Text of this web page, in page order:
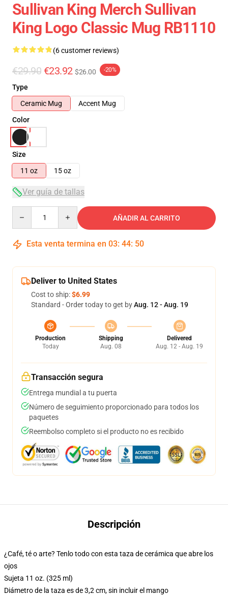
Sullivan King Merch Sullivan
King Logo Classic Mug RB1110
(6 customer reviews)
€29.90 €23.92 $26.00 -20%
Type
Ceramic Mug
Accent Mug
Color
Size
11 oz
15 oz
Ver guía de tallas
AÑADIR AL CARRITO
Esta venta termina en 03: 44: 49
Deliver to United States
Cost to ship:$6.99
Standard - Order today to get byAug. 12 - Aug. 19
Production
Today
Shipping
Aug. 08
Delivered
Aug. 12 - Aug. 19
Transacción segura
Entrega mundial a tu puerta
Número de seguimiento proporcionado para todos los
paquetes
Reembolso completo si el producto no es recibido
Descripción
¿Café, té o arte? Tenlo todo con esta taza de cerámica que abre los
ojos
Sujeta 11 oz. (325 ml)
Diámetro de la taza es de 3,2 cm, sin incluir el mango